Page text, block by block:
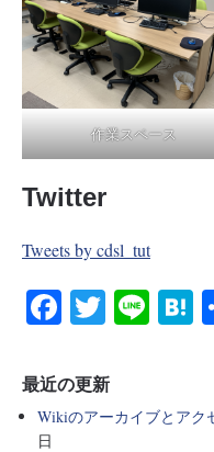
作業スペース
Twitter
Tweets by cdsl_tut
Fa
bo
ok
T
tte
r
Li
a
最近の更新
Wikiのアーカイブとアク
日